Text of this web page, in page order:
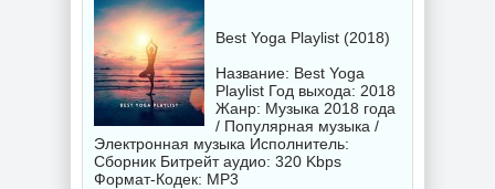
Best Yoga Playlist (2018)
Название: Best Yoga
Playlist Год выхода: 2018
Жанр: Музыка 2018 года
/ Популярная музыка /
Электронная музыка Исполнитель:
Сборник Битрейт аудио: 320 Kbps
Формат-Кодек: MP3